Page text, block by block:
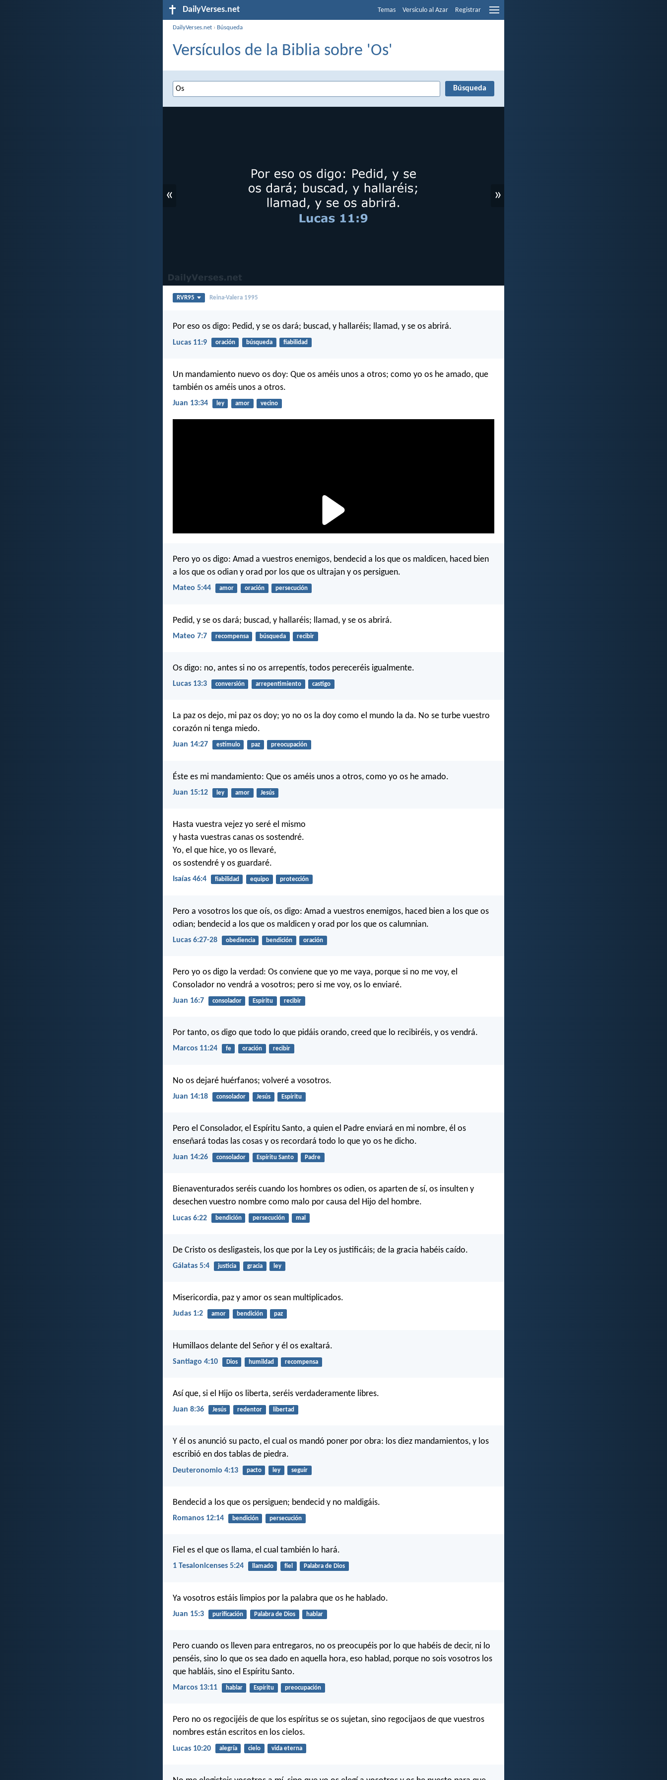
DailyVerses.net Temas Versículo al Azar Registrar
DailyVerses.net › Búsqueda
Versículos de la Biblia sobre 'Os'
« »
RVR95 Reina-Valera 1995
Por eso os digo: Pedid, y se os dará; buscad, y hallaréis; llamad, y se os abrirá.
Lucas 11:9 oración búsqueda fiabilidad
Un mandamiento nuevo os doy: Que os améis unos a otros; como yo os he amado, que
también os améis unos a otros.
Juan 13:34 ley amor vecino
Pero yo os digo: Amad a vuestros enemigos, bendecid a los que os maldicen, haced bien
a los que os odian y orad por los que os ultrajan y os persiguen.
Mateo 5:44 amor oración persecución
Pedid, y se os dará; buscad, y hallaréis; llamad, y se os abrirá.
Mateo 7:7 recompensa búsqueda recibir
Os digo: no, antes si no os arrepentís, todos pereceréis igualmente.
Lucas 13:3 conversión arrepentimiento castigo
La paz os dejo, mi paz os doy; yo no os la doy como el mundo la da. No se turbe vuestro
corazón ni tenga miedo.
Juan 14:27 estímulo paz preocupación
Éste es mi mandamiento: Que os améis unos a otros, como yo os he amado.
Juan 15:12 ley amor Jesús
Hasta vuestra vejez yo seré el mismo
y hasta vuestras canas os sostendré.
Yo, el que hice, yo os llevaré,
os sostendré y os guardaré.
Isaías 46:4 fiabilidad equipo protección
Pero a vosotros los que oís, os digo: Amad a vuestros enemigos, haced bien a los que os
odian; bendecid a los que os maldicen y orad por los que os calumnian.
Lucas 6:27-28 obediencia bendición oración
Pero yo os digo la verdad: Os conviene que yo me vaya, porque si no me voy, el
Consolador no vendrá a vosotros; pero si me voy, os lo enviaré.
Juan 16:7 consolador Espíritu recibir
Por tanto, os digo que todo lo que pidáis orando, creed que lo recibiréis, y os vendrá.
Marcos 11:24 fe oración recibir
No os dejaré huérfanos; volveré a vosotros.
Juan 14:18 consolador Jesús Espíritu
Pero el Consolador, el Espíritu Santo, a quien el Padre enviará en mi nombre, él os
enseñará todas las cosas y os recordará todo lo que yo os he dicho.
Juan 14:26 consolador Espíritu Santo Padre
Bienaventurados seréis cuando los hombres os odien, os aparten de sí, os insulten y
desechen vuestro nombre como malo por causa del Hijo del hombre.
Lucas 6:22 bendición persecución mal
De Cristo os desligasteis, los que por la Ley os justificáis; de la gracia habéis caído.
Gálatas 5:4 justicia gracia ley
Misericordia, paz y amor os sean multiplicados.
Judas 1:2 amor bendición paz
Humillaos delante del Señor y él os exaltará.
Santiago 4:10 Dios humildad recompensa
Así que, si el Hijo os liberta, seréis verdaderamente libres.
Juan 8:36 Jesús redentor libertad
Y él os anunció su pacto, el cual os mandó poner por obra: los diez mandamientos, y los
escribió en dos tablas de piedra.
Deuteronomio 4:13 pacto ley seguir
Bendecid a los que os persiguen; bendecid y no maldigáis.
Romanos 12:14 bendición persecución
Fiel es el que os llama, el cual también lo hará.
1 Tesalonicenses 5:24 llamado fiel Palabra de Dios
Ya vosotros estáis limpios por la palabra que os he hablado.
Juan 15:3 purificación Palabra de Dios hablar
Pero cuando os lleven para entregaros, no os preocupéis por lo que habéis de decir, ni lo
penséis, sino lo que os sea dado en aquella hora, eso hablad, porque no sois vosotros los
que habláis, sino el Espíritu Santo.
Marcos 13:11 hablar Espíritu preocupación
Pero no os regocijéis de que los espíritus se os sujetan, sino regocijaos de que vuestros
nombres están escritos en los cielos.
Lucas 10:20 alegría cielo vida eterna